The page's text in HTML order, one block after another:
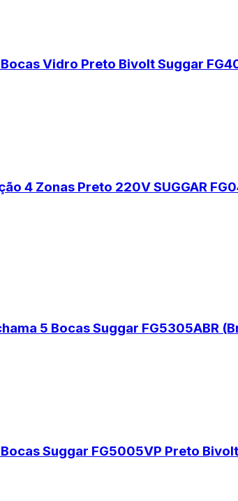
Vidro Preto Bivolt Suggar
4 Zonas Preto 220V SUGGAR
5 Bocas Suggar FG5305ABR
Suggar FG5005VP Preto Bivolt